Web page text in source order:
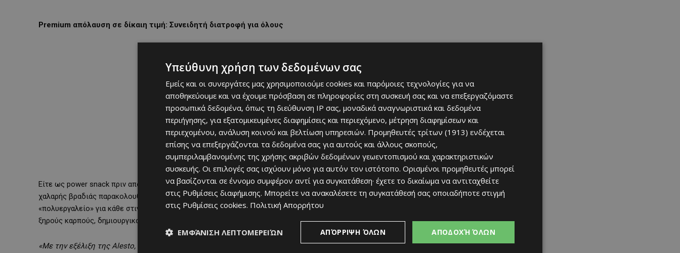
Premium απόλαυση σε δίκαιη τιμή: Συνειδητή διατροφή για όλους
Είτε ως power snack πριν από την προπόνηση, είτε ως φυσικός σύντροφος στο γραφείο, είτε κατά τη διάρκεια μιας
χαλαρής βραδιάς παρακολουθώντας μια σειρά στον καναπέ – η Alesto αυτοπροσδιορίζεται ως ένα lifestyle
«πολυεργαλείο» για κάθε στιγμή, διαθέτοντας μια προσεκτικά επιλεγμένη συλλογή από φυσικούς και επεξεργασμένους
ξηρούς καρπούς, δημιουργικά μείγματα ξηρών καρπών και premium αποξηραμένα φρούτα.
«Με την εξέλιξη τηςAlesto, δημιουργούμε μια μάρκα που αντιπροσωπεύει τη χαρά του σνακ και ενθουσιάζει τους
Υπεύθυνη χρήση των δεδομένων σας
Εμείς και οι συνεργάτες μας χρησιμοποιούμε cookies και παρόμοιες τεχνολογίες για να
αποθηκεύουμε και να έχουμε πρόσβαση σε πληροφορίες στη συσκευή σας και να επεξεργαζόμαστε
προσωπικά δεδομένα, όπως τη διεύθυνση IP σας, μοναδικά αναγνωριστικά και δεδομένα
περιήγησης, για εξατομικευμένες διαφημίσεις και περιεχόμενο, μέτρηση διαφημίσεων και
περιεχομένου, ανάλυση κοινού και βελτίωση υπηρεσιών. Προμηθευτές τρίτων (1913) ενδέχεται
επίσης να επεξεργάζονται τα δεδομένα σας για αυτούς και άλλους σκοπούς,
συμπεριλαμβανομένης της χρήσης ακριβών δεδομένων γεωεντοπισμού και χαρακτηριστικών
συσκευής. Οι επιλογές σας ισχύουν μόνο για αυτόν τον ιστότοπο. Ορισμένοι προμηθευτές μπορεί
να βασίζονται σε έννομο συμφέρον αντί για συγκατάθεση· έχετε το δικαίωμα να αντιταχθείτε
στις Ρυθμίσεις διαφήμισης. Μπορείτε να ανακαλέσετε τη συγκατάθεσή σας οποιαδήποτε στιγμή
στις Ρυθμίσεις cookies. Πολιτική Απορρήτου
ΑΠΟΔΟΧΉ ΌΛΩΝ
ΑΠΌΡΡΙΨΗ ΌΛΩΝ
ΕΜΦΆΝΙΣΗ ΛΕΠΤΟΜΕΡΕΙΏΝ